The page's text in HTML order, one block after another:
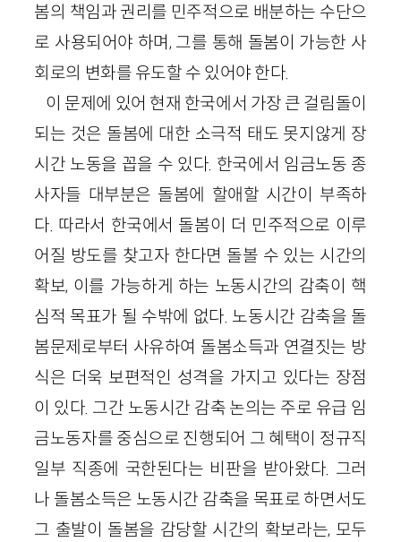
봄의 책임과 권리를 민주적으로 배분하는 수단으
로 사용되어야 하며, 그를 통해 돌봄이 가능한 사
회로의 변화를 유도할 수 있어야 한다.
이 문제에 있어 현재 한국에서 가장 큰 걸림돌이
되는 것은 돌봄에 대한 소극적 태도 못지않게 장
시간 노동을 꼽을 수 있다. 한국에서 임금노동 종
사자들 대부분은 돌봄에 할애할 시간이 부족하
다. 따라서 한국에서 돌봄이 더 민주적으로 이루
어질 방도를 찾고자 한다면 돌볼 수 있는 시간의
확보, 이를 가능하게 하는 노동시간의 감축이 핵
심적 목표가 될 수밖에 없다. 노동시간 감축을 돌
봄문제로부터 사유하여 돌봄소득과 연결짓는 방
식은 더욱 보편적인 성격을 가지고 있다는 장점
이 있다. 그간 노동시간 감축 논의는 주로 유급 임
금노동자를 중심으로 진행되어 그 혜택이 정규직
일부 직종에 국한된다는 비판을 받아왔다. 그러
나 돌봄소득은 노동시간 감축을 목표로 하면서도
그 출발이 돌봄을 감당할 시간의 확보라는, 모두